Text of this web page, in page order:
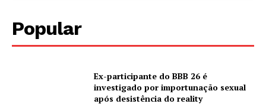
Popular
Ex-participante do BBB 26 é
investigado por importunação sexual
após desistência do reality